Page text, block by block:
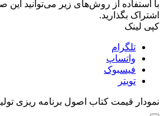
با استفاده از روش‌های زیر می‌توانید این
اشتراک بگذارید.
کپی لینک
تلگرام
واتساپ
فیسبوک
تویتر
نمودار قیمت کتاب اصول برنامه ریزی